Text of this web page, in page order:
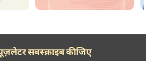
सबस्क्राइब कीजिए